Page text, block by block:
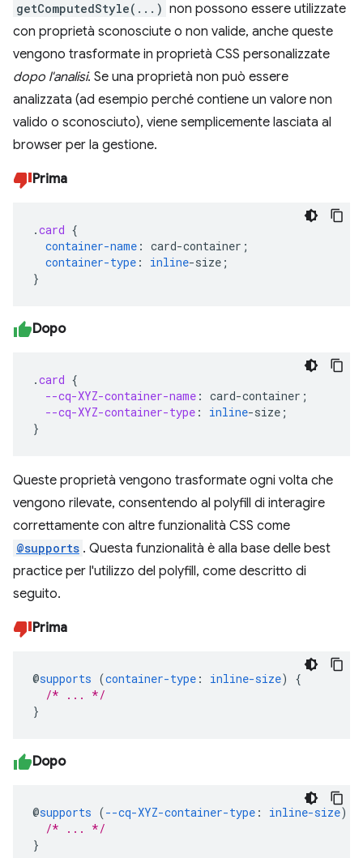
getComputedStyle(...) non possono essere utilizzate
con proprietà sconosciute o non valide, anche queste
vengono trasformate in proprietà CSS personalizzate
dopo l'analisi. Se una proprietà non può essere
analizzata (ad esempio perché contiene un valore non
valido o sconosciuto), viene semplicemente lasciata al
browser per la gestione.
Prima
.card {
container-name : card-container ;
container-type : inline-size ;
}
Dopo
.card {
--cq-XYZ-container-name : card-container ;
--cq-XYZ-container-type : inline-size ;
}
Queste proprietà vengono trasformate ogni volta che
vengono rilevate, consentendo al polyfill di interagire
correttamente con altre funzionalità CSS come
@supports . Questa funzionalità è alla base delle best
practice per l'utilizzo del polyfill, come descritto di
seguito.
Prima
@supports (container-type : inline-size)
{
/* ... */
}
Dopo
@supports (--cq-XYZ-container-type : inline-size)
/* ... */
}